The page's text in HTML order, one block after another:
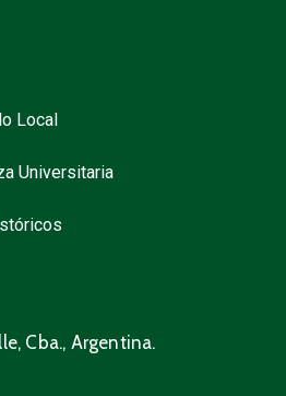
Local
Universitaria
Cba., Argentina.